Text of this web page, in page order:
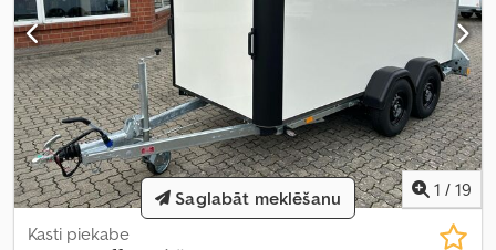
1 / 19
Kasti piekabe
Saglabāt meklēšanu